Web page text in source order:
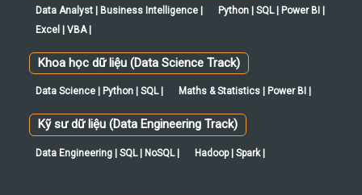
Data Analyst | Business Intelligence |
Python | SQL | Power BI |
Excel | VBA |
Khoa học dữ liệu (Data Science Track)
Data Science | Python | SQL | Maths & Statistics | Power BI |
Kỹ sư dữ liệu (Data Engineering Track)
Data Engineering | SQL | NoSQL | Hadoop | Spark |